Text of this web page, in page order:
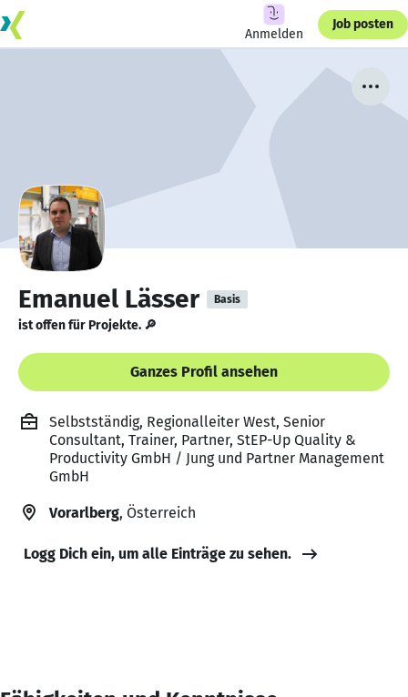
Anmelden
Job posten
Emanuel Lässer Basis
ist offen für Projekte. 🔎
Ganzes Profil ansehen
Selbstständig, Regionalleiter West, Senior
Consultant, Trainer, Partner, StEP-Up Quality &
Productivity GmbH / Jung und Partner Management
GmbH
Vorarlberg, Österreich
Logg Dich ein, um alle Einträge zu sehen.